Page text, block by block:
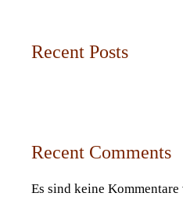
Recent Posts
Recent Comments
Es sind keine Kommentare